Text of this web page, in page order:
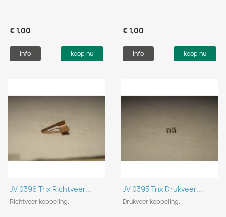
€ 1,00
Info koop nu
€ 1,00
Info koop nu
JV 0396 Trix Richtveer...
Richtveer koppeling.
JV 0395 Trix Drukveer...
Drukveer koppeling.